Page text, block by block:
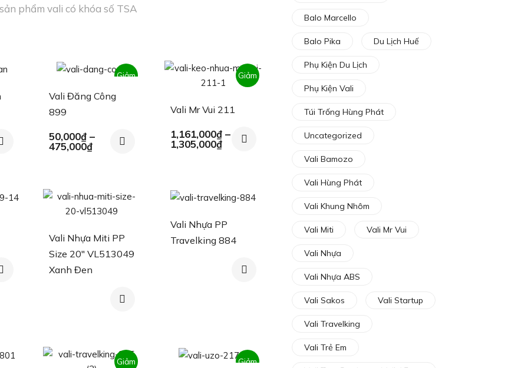
phẩm vali có khóa số TSA
Giảm
Vali Đăng Công
899
50,000₫ –
475,000₫Khoảng
giá:
475,000₫
Giảm
Vali Mr Vui 211
1,161,000₫ –
1,305,000₫Khoảng
giá:
1,305,000₫
Vali Nhựa Miti PP
Size 20″ VL513049
Xanh Đen
Vali Nhựa PP
Travelking 884
Giảm Giảm
Balo Marcello
Balo Pika Du Lịch Huế
Phụ Kiện Du Lịch
Phụ Kiện Vali
Túi Trống Hùng Phát
Uncategorized
Vali Bamozo
Vali Hùng Phát
Vali Khung Nhôm
Vali Miti Vali Mr Vui
Vali Nhựa
Vali Nhựa ABS
Vali Sakos Vali Startup
Vali Travelking
Vali Trẻ Em